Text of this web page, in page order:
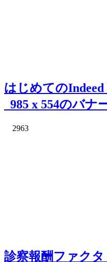
はじめての
_985 x 554のバナ
2963
診察報酬ファクタ